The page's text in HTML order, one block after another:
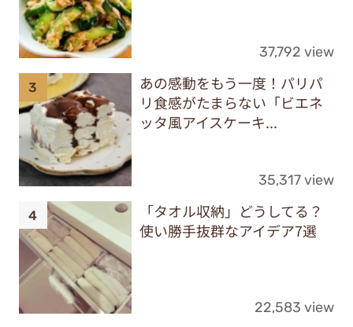
37,792 view
あの感動をもう一度！パリパ
リ食感がたまらない「ビエネ
ッタ風アイスケーキ...
35,317 view
「タオル収納」どうしてる？
使い勝手抜群なアイデア7選
22,583 view